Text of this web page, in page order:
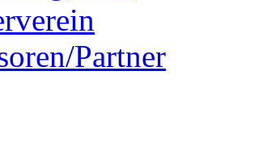
Partner